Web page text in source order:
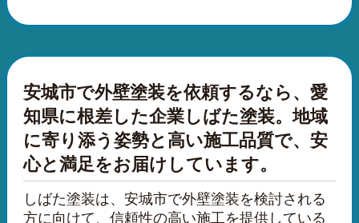
安城市で外壁塗装を依頼するなら、愛
知県に根差した企業しばた塗装。地域
に寄り添う姿勢と高い施工品質で、安
心と満足をお届けしています。
しばた塗装は、安城市で外壁塗装を検討される
方に向けて、信頼性の高い施工を提供している